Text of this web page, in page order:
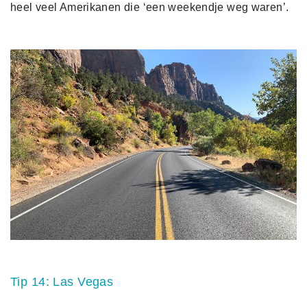
heel veel Amerikanen die ‘een weekendje weg waren’.
Tip 14: Las Vegas